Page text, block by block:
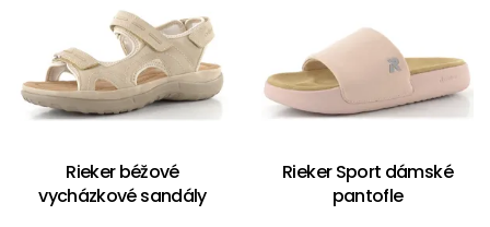
Rieker béžové
vycházkové sandály
Rieker Sport dámské
pantofle